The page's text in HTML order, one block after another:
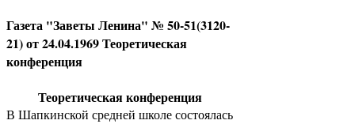
Газета "Заветы Ленина" № 50-51(3120-
21) от 24.04.1969 Теоретическая
конференция
Теоретическая конференция
В Шапкинской средней школе состоялась